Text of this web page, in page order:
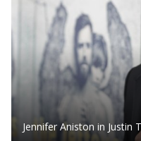
Jennifer Aniston in Justin